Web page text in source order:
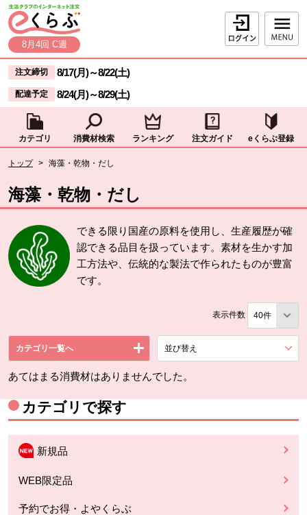
ページの先頭です。
本文へジャンプする。
8月4回 C週
ログイン
ここからサイト内共通メニューです。
サイト内共通メニューをスキップする
注文締切 8/17(月)～8/22(土)
配達予定 8/24(月)～8/29(土)
カテゴリ 消費材検索 ランキング 注文ガイド eくらぶ登録
トップ > 海藻・乾物・だし
海藻・乾物・だし
できる限り国産の原料を使用し、生産履歴が確
認できる品目を扱っています。素材を生かす加
工方法や、伝統的な製法で作られたものが豊富
です。
表示件数
カテゴリ一覧へ 並び替え
あてはまる消費材はありませんでした。
カテゴリで探す
新規品
WEB限定品
予約でお得・よやくらぶ